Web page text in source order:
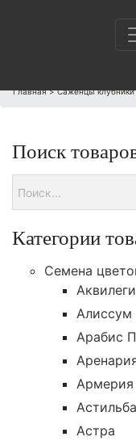
Главная>Саженцы клубники
Поиск
Категории
Cемена
Алиссум
Арабис
Армерия
Астильба
Астра